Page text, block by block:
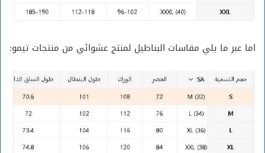
اما عبر ما يلي مقاسات البناطيل لمنتج عشوائي من منتجات تيمو: